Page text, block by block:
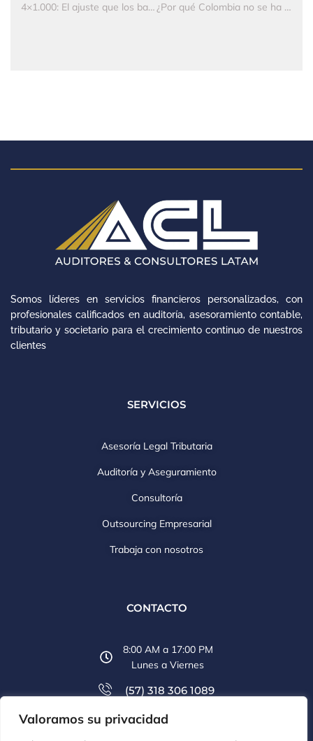
Valoramos su privacidad
4×1.000: El ajuste que los bancos no lograron ¿Por qué Colombia no se ha apagado en tres décadas?
Somos líderes en servicios financieros personalizados, con
profesionales calificados en auditoría, asesoramiento contable,
tributario y societario para el crecimiento continuo de nuestros
clientes
SERVICIOS
Asesoría Legal Tributaria
Auditoría y Aseguramiento
Consultoría
Outsourcing Empresarial
Trabaja con nosotros
CONTACTO
8:00 AM a 17:00 PM
Lunes a Viernes
(57) 318 306 1089
(57) 607 6569 774